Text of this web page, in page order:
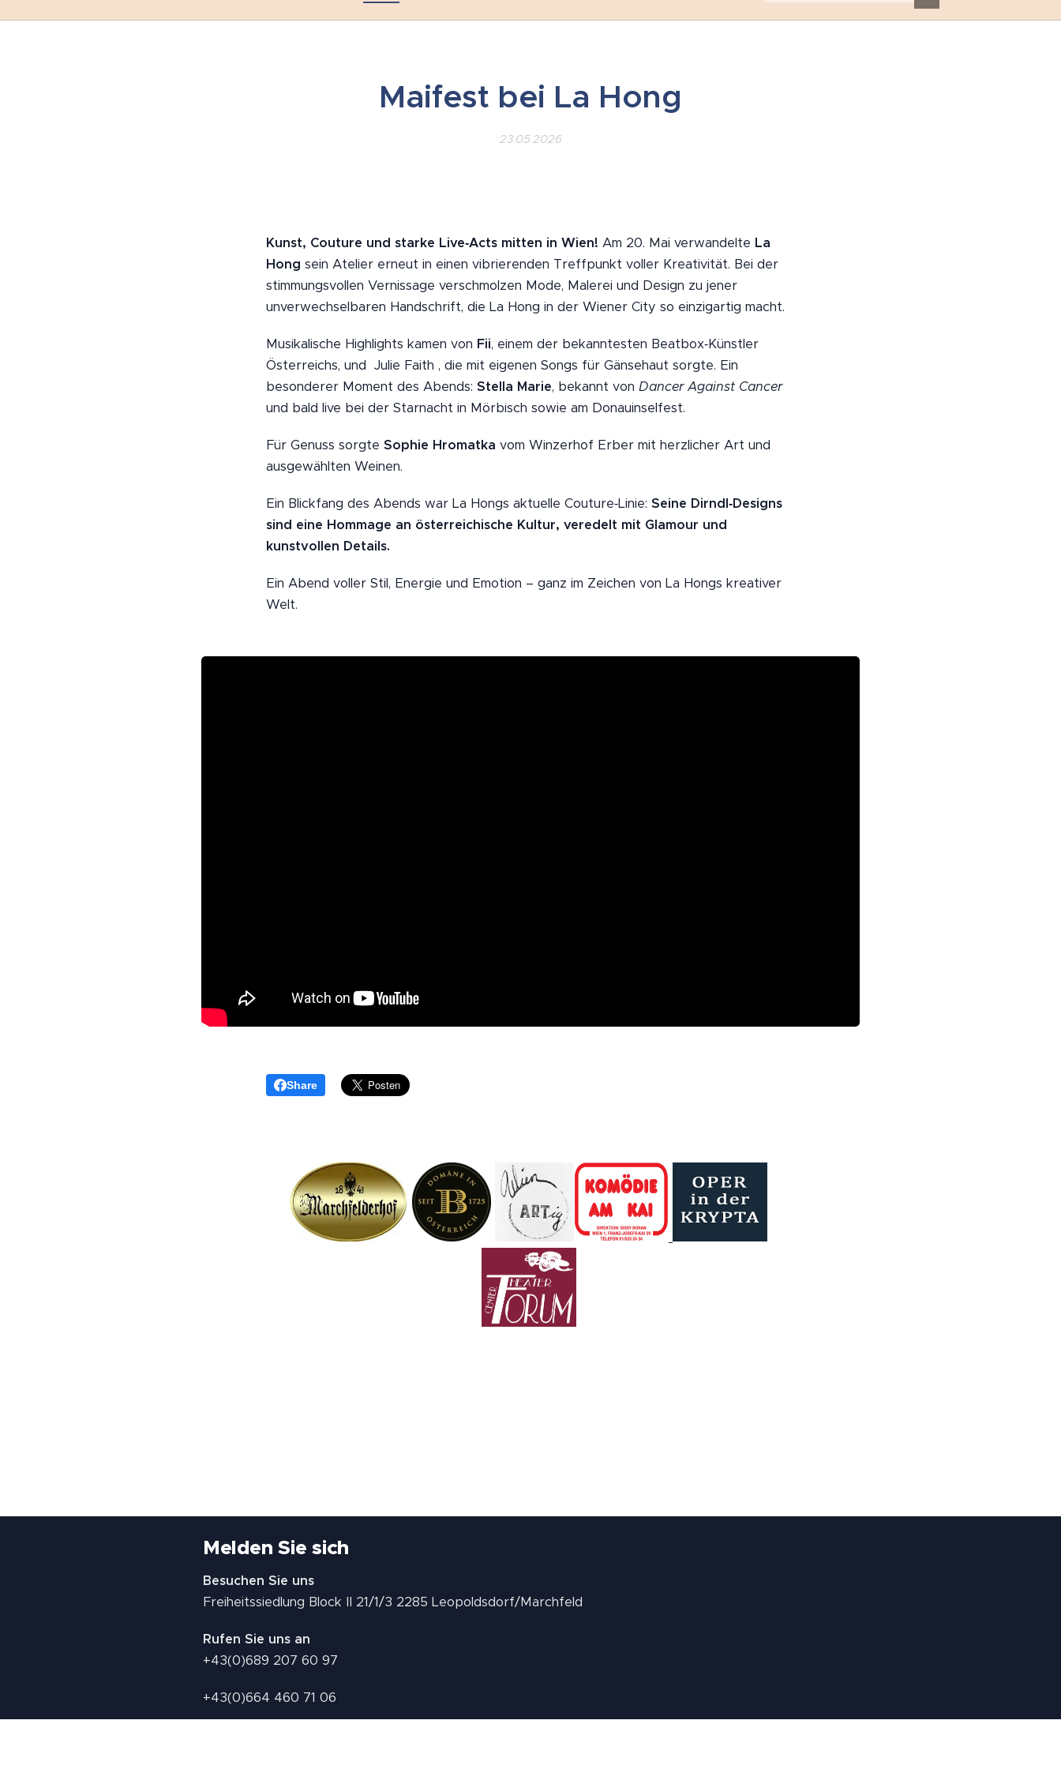
Maifest bei La Hong
23.05.2026
Kunst, Couture und starke Live‑Acts mitten in Wien! Am 20. Mai verwandelte La
Hong sein Atelier erneut in einen vibrierenden Treffpunkt voller Kreativität. Bei der
stimmungsvollen Vernissage verschmolzen Mode, Malerei und Design zu jener
unverwechselbaren Handschrift, die La Hong in der Wiener City so einzigartig macht.
Musikalische Highlights kamen von Fii, einem der bekanntesten Beatbox‑Künstler
Österreichs, und Julie Faith , die mit eigenen Songs für Gänsehaut sorgte. Ein
besonderer Moment des Abends: Stella Marie, bekannt von Dancer Against Cancer
und bald live bei der Starnacht in Mörbisch sowie am Donauinselfest.
Für Genuss sorgte Sophie Hromatka vom Winzerhof Erber mit herzlicher Art und
ausgewählten Weinen.
Ein Blickfang des Abends war La Hongs aktuelle Couture‑Linie: Seine Dirndl‑Designs
sind eine Hommage an österreichische Kultur, veredelt mit Glamour und
kunstvollen Details.
Ein Abend voller Stil, Energie und Emotion – ganz im Zeichen von La Hongs kreativer
Welt.
Share
Melden Sie sich
Besuchen Sie uns
Freiheitssiedlung Block II 21/1/3 2285 Leopoldsdorf/Marchfeld
Rufen Sie uns an
+43(0)689 207 60 97
+43(0)664 460 71 06